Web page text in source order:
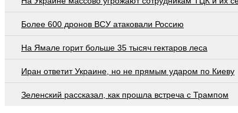
Более 600 дронов ВСУ атаковали Россию
На Ямале горит больше 35 тысяч гектаров леса
Иран ответит Украине, но не прямым ударом по Киеву
Зеленский рассказал, как прошла встреча с Трампом